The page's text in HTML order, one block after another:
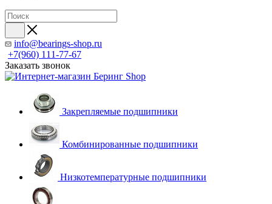
info@bearings-shop.ru
+7(960) 111-77-67
Заказать звонок
Закрепляемые подшипники
Комбинированные подшипники
Низкотемпературные подшипники